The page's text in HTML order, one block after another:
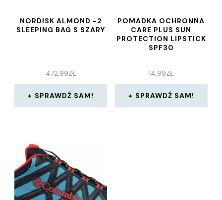
NORDISK ALMOND -2
SLEEPING BAG S SZARY
472,99ZŁ
SPRAWDŹ SAM!
POMADKA OCHRONNA
CARE PLUS SUN
PROTECTION LIPSTICK
SPF30
14,99ZŁ
SPRAWDŹ SAM!